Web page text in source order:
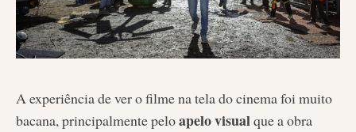
A experiência de ver o filme na tela do cinema foi muito
bacana, principalmente peloapelo visualque a obra